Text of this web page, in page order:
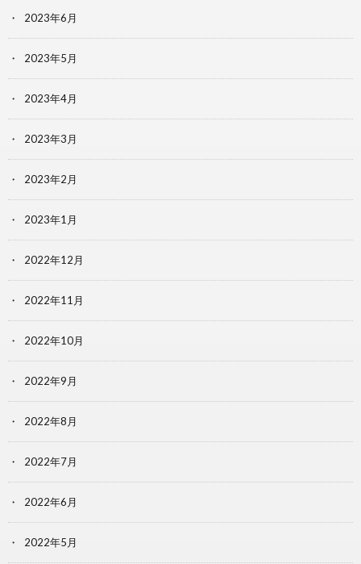
2023年6月
2023年5月
2023年4月
2023年3月
2023年2月
2023年1月
2022年12月
2022年11月
2022年10月
2022年9月
2022年8月
2022年7月
2022年6月
2022年5月